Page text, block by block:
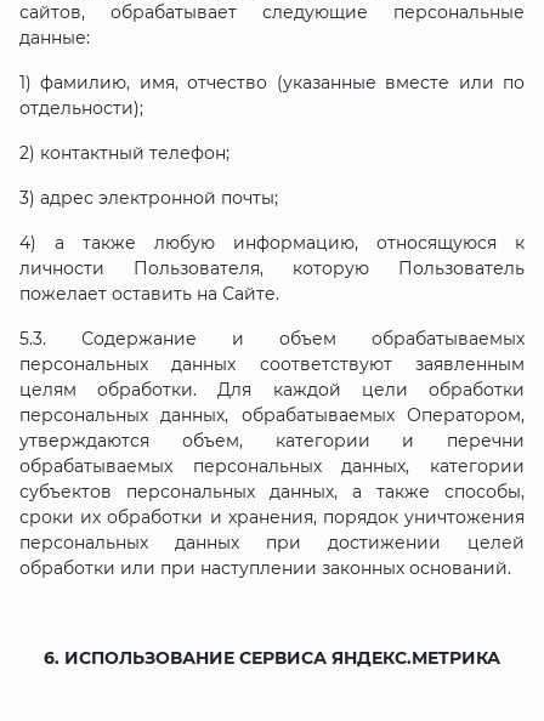
сайтов, обрабатывает следующие персональные
данные:
1) фамилию, имя, отчество (указанные вместе или по
отдельности);
2) контактный телефон;
3) адрес электронной почты;
4) а также любую информацию, относящуюся к
личности Пользователя, которую Пользователь
пожелает оставить на Сайте.
5.3. Содержание и объем обрабатываемых
персональных данных соответствуют заявленным
целям обработки. Для каждой цели обработки
персональных данных, обрабатываемых Оператором,
утверждаются объем, категории и перечни
обрабатываемых персональных данных, категории
субъектов персональных данных, а также способы,
сроки их обработки и хранения, порядок уничтожения
персональных данных при достижении целей
обработки или при наступлении законных оснований.
6. ИСПОЛЬЗОВАНИЕ СЕРВИСА ЯНДЕКС.МЕТРИКА